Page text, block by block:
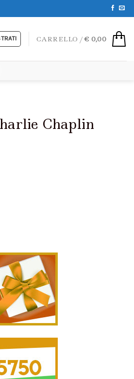
CARRELLO /€ 0,00
Chaplin